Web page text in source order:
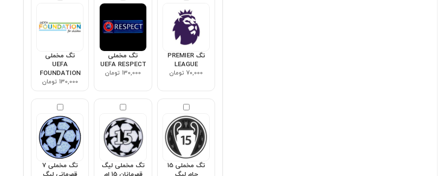
تگ PREMIER
LEAGUE
70,000 تومان
تگ مخملی
UEFA RESPECT
130,000 تومان
تگ مخملی
UEFA
FOUNDATION
130,000 تومان
تگ مخملی 15
تگ مخملی لیگ
تگ مخملی ۷